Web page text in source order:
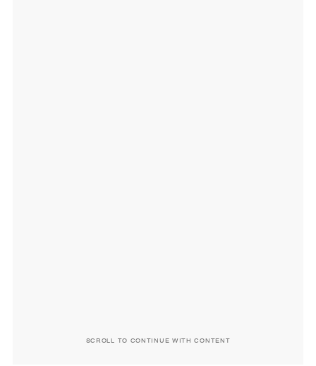
SCROLL TO CONTINUE WITH CONTENT